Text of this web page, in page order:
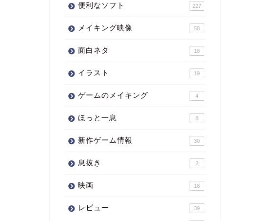
便利なソフト 227
メイキング映像 58
面白ネタ 18
イラスト 19
ゲームのメイキング 4
ほっと一息 8
新作ゲーム情報 30
息抜き 2
映画 18
レビュー 39